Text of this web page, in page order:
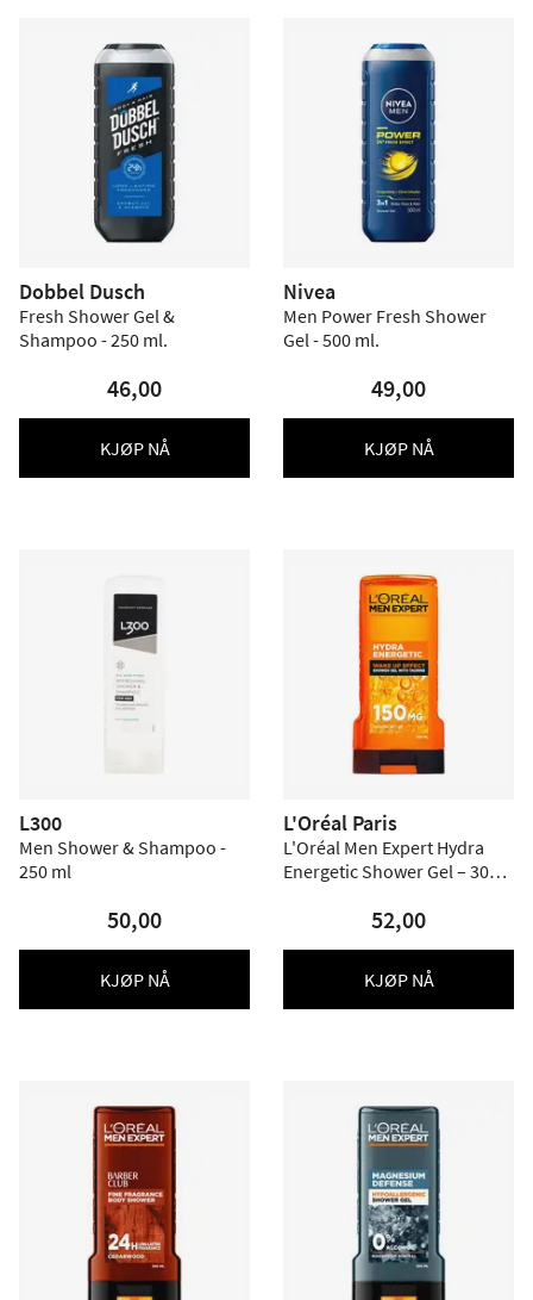
Dobbel Dusch
Fresh Shower Gel &
Shampoo - 250 ml.
46,00
KJØP NÅ
Nivea
Men Power Fresh Shower
Gel - 500 ml.
49,00
KJØP NÅ
L300
Men Shower & Shampoo -
250 ml
50,00
KJØP NÅ
L'Oréal Paris
L'Oréal Men Expert Hydra
Energetic Shower Gel – 300
52,00
KJØP NÅ